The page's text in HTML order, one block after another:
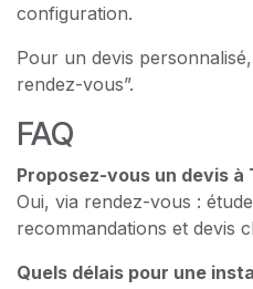
configuration.
Pour un devis
rendez-vous”.
FAQ
Proposez-vous un devis
Oui, via rendez-vous :
recommandations et devis
Quels délais pour une